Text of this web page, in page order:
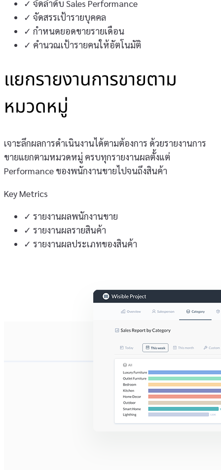
✓ จัดลำดับ Sales Performance
✓ จัดสรรเป้ารายบุคคล
✓ กำหนดยอดขายรายเดือน
✓ คำนวณเป้ารายคนให้อัตโนมัติ
แยกรายงานการขายตาม
หมวดหมู่
เจาะลึกผลการดำเนินงานได้ตามต้องการ ด้วยรายงานการ
ขายแยกตามหมวดหมู่ ครบทุกรายงานผลตั้งแต่
Performance ของพนักงานขายไปจนถึงสินค้า
Key Metrics
✓ รายงานผลพนักงานขาย
✓ รายงานผลรายสินค้า
✓ รายงานผลประเภทของสินค้า